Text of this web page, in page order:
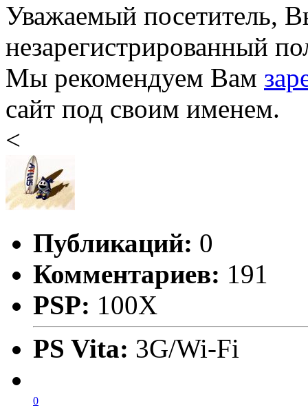
Уважаемый посетитель,
незарегистрированный
Мы рекомендуем Вам
сайт под своим именем.
<
Публикаций: 0
Комментариев: 191
PSP: 100X
PS Vita: 3G/Wi-Fi
0